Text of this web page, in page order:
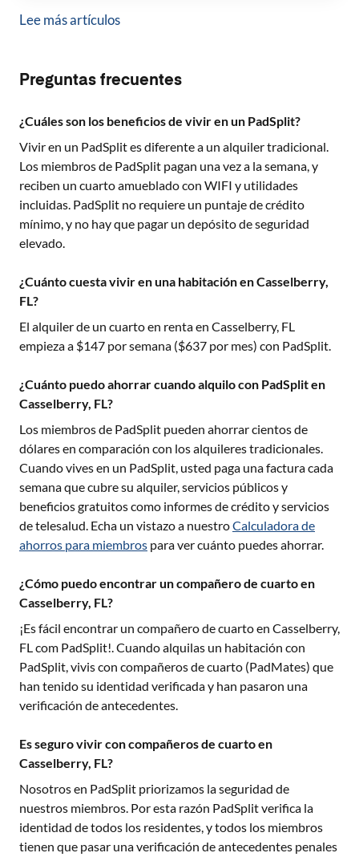
Lee más artículos
Preguntas frecuentes
¿Cuáles son los beneficios de vivir en un PadSplit?
Vivir en un PadSplit es diferente a un alquiler tradicional.
Los miembros de PadSplit pagan una vez a la semana, y
reciben un cuarto amueblado con WIFI y utilidades
incluidas. PadSplit no requiere un puntaje de crédito
mínimo, y no hay que pagar un depósito de seguridad
elevado.
¿Cuánto cuesta vivir en una habitación en Casselberry,
FL?
El alquiler de un cuarto en renta en Casselberry, FL
empieza a $147 por semana ($637 por mes) con PadSplit.
¿Cuánto puedo ahorrar cuando alquilo con PadSplit en
Casselberry, FL?
Los miembros de PadSplit pueden ahorrar cientos de
dólares en comparación con los alquileres tradicionales.
Cuando vives en un PadSplit, usted paga una factura cada
semana que cubre su alquiler, servicios públicos y
beneficios gratuitos como informes de crédito y servicios
de telesalud. Echa un vistazo a nuestroCalculadora de
ahorros para miembros para ver cuánto puedes ahorrar.
¿Cómo puedo encontrar un compañero de cuarto en
Casselberry, FL?
¡Es fácil encontrar un compañero de cuarto en Casselberry,
FLcom PadSplit!. Cuando alquilas un habitación con
PadSplit, vivis con compañeros de cuarto (PadMates) que
han tenido su identidad verificada y han pasaron una
verificación de antecedentes.
Es seguro vivir con compañeros de cuarto en
Casselberry, FL?
Nosotros en PadSplit priorizamos la seguridad de
nuestros miembros. Por esta razón PadSplit verifica la
identidad de todos los residentes, y todos los miembros
tienen que pasar una verificación de antecedentes penales